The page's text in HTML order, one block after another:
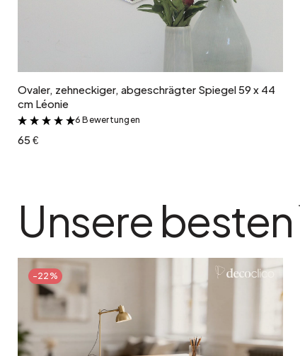
Ovaler, zehneckiger, abgeschrägter Spiegel 59 x 44
cm Léonie
&
6 Bewertungen
65 €
Unsere besten
-22%